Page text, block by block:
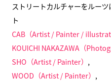
ストリートカルチャーをルー
ト
CAB（Artist / Painter /
KOUICHI NAKAZAWA（
SHO（Artist / Painter） ,
WOOD（Artist / Painter） ,